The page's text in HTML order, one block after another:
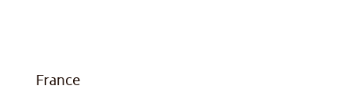
France